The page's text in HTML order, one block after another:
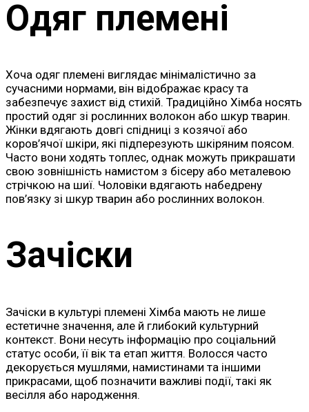
Одяг племені
Хоча одяг племені виглядає мінімалістично за
сучасними нормами, він відображає красу та
забезпечує захист від стихій. Традиційно Хімба носять
простий одяг зі рослинних волокон або шкур тварин.
Жінки вдягають довгі спідниці з козячої або
коров’ячої шкіри, які підперезують шкіряним поясом.
Часто вони ходять топлес, однак можуть прикрашати
свою зовнішність намистом з бісеру або металевою
стрічкою на шиї. Чоловіки вдягають набедрену
пов’язку зі шкур тварин або рослинних волокон.
Зачіски
Зачіски в культурі племені Хімба мають не лише
естетичне значення, але й глибокий культурний
контекст. Вони несуть інформацію про соціальний
статус особи, її вік та етап життя. Волосся часто
декорується мушлями, намистинами та іншими
прикрасами, щоб позначити важливі події, такі як
весілля або народження.